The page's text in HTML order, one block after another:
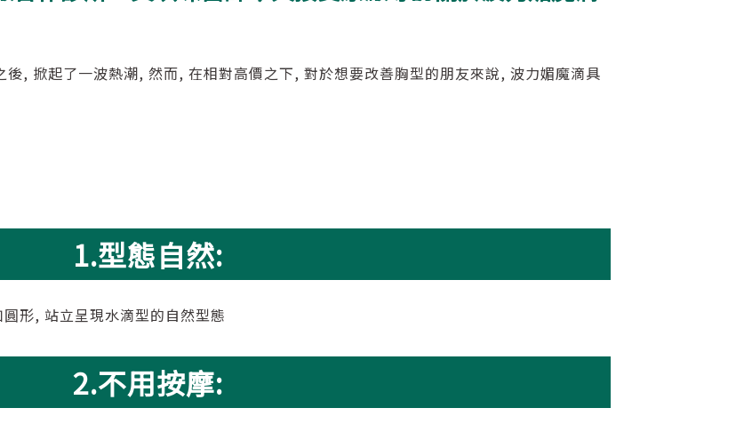
, 掀起了一波熱潮, 然而, 在相對高價之下, 對於想要改善胸型的朋友來說, 波力媚魔滴具
1.型態自然:
形, 站立呈現水滴型的自然型態
2.不用按摩: